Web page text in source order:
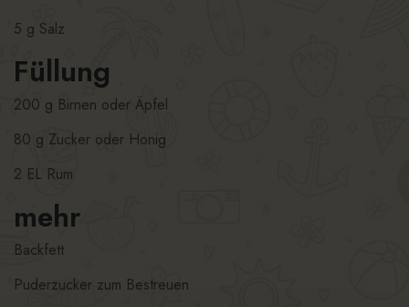
5 g Salz
Füllung
200 g Birnen oder Äpfel
80 g Zucker oder Honig
2 EL Rum
mehr
Backfett
Puderzucker zum Bestreuen